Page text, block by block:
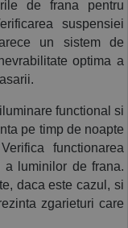
de frana pentru
suspensiei
un sistem de
optima a
functional si
pe timp de noapte
functionarea
a luminilor de frana.
daca este cazul, si
zgarieturi care